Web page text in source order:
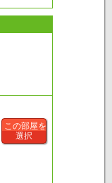
この部屋を
選択